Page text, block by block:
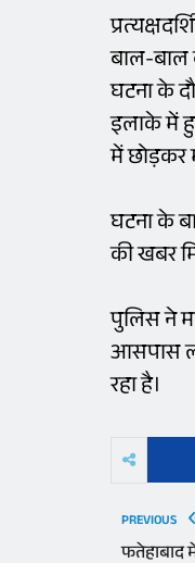
बाल-बाल
घटना के
इलाके में
में छोड़कर
घटना के
की खबर
पुलिस ने
आसपास
रहा है।
PREVIOUS
फतेहाबाद